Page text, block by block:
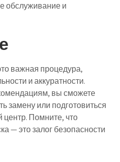
обслуживание и
важная процедура,
и аккуратности.
вы сможете
замену или подготовиться
Помните, что
— это залог безопасности